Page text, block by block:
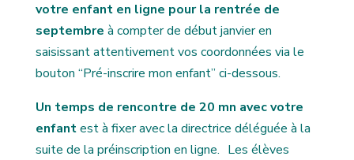
votre enfant en ligne pour la rentrée de
septembre à compter de début janvier en
saisissant attentivement vos coordonnées via le
bouton “Pré-inscrire mon enfant” ci-dessous.
Un temps de rencontre de 20 mn avec votre
enfantest à fixer avec la directrice déléguée à la
suite de la préinscription en ligne. Les élèves